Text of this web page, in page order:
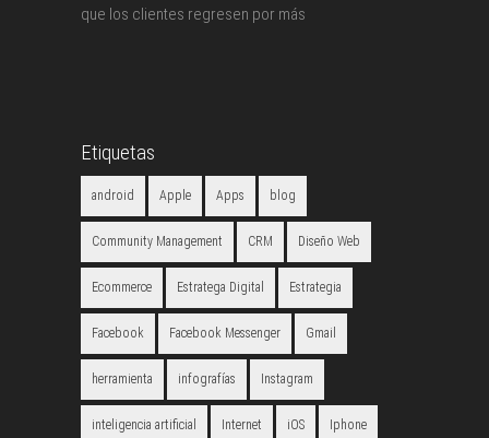
que los clientes regresen por más
Etiquetas
android Apple Apps blog
Community Management CRM Diseño Web
Ecommerce Estratega Digital Estrategia
Facebook Facebook Messenger Gmail
herramienta infografías Instagram
inteligencia artificial Internet iOS Iphone